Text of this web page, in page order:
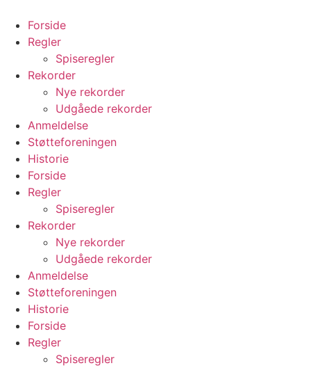
indhold
Forside
Regler
Spiseregler
Rekorder
Nye rekorder
Udgåede rekorder
Anmeldelse
Støtteforeningen
Historie
Forside
Regler
Spiseregler
Rekorder
Nye rekorder
Udgåede rekorder
Anmeldelse
Støtteforeningen
Historie
Forside
Regler
Spiseregler